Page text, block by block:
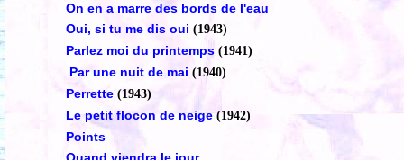
On en a marre des bords de l'eau
Oui, si tu me dis oui (1943)
Parlez moi du printemps (1941)
Par une nuit de mai (1940)
Perrette (1943)
Le petit flocon de neige (1942)
Points